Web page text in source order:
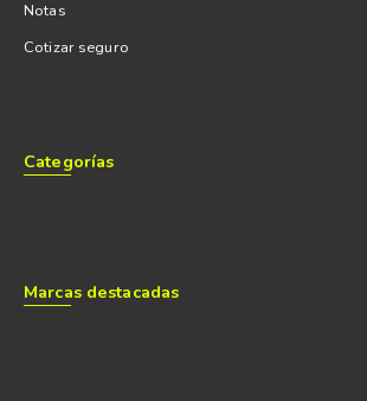
Notas
Cotizar seguro
Categorías
Marcas destacadas